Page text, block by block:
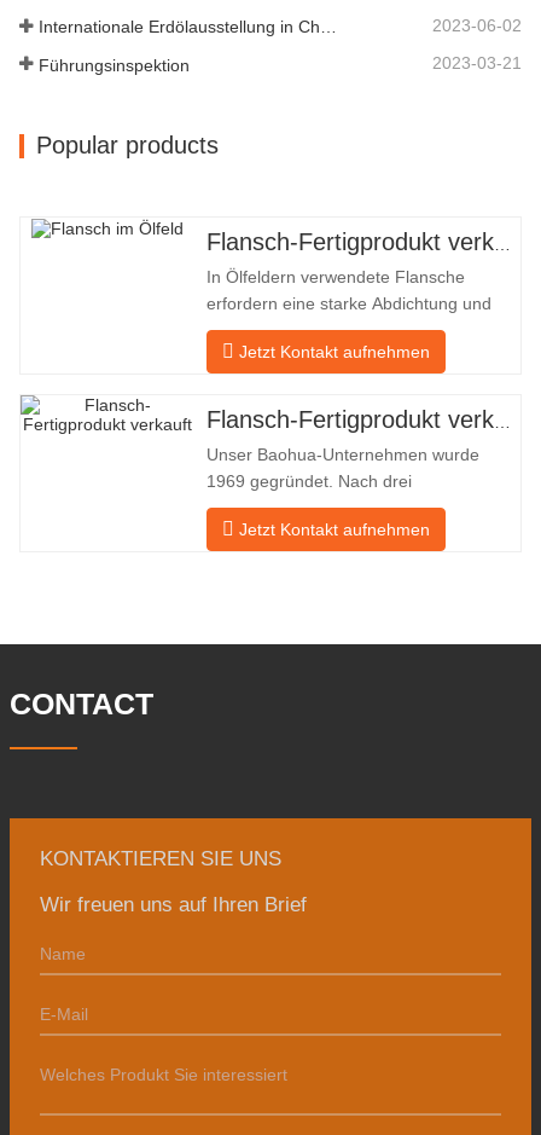
Internationale Erdölausstellung in China 2023-06-02
Führungsinspektion 2023-03-21
Popular products
In Ölfeldern verwendete Flansche
erfordern eine starke Abdichtung und
hohe Qualität. Unser Unternehmen in
Baohua verarbeitet seit vielen Jahren
indirekt ins Ausland – nach Deutschland
und Russland. Da die inländische
Industrie nicht ideal ist, möchten wir
Jetzt Kontakt aufnehmen
Unser Baohua-Unternehmen wurde
1969 gegründet. Nach drei
Generationen harter Arbeit umfasst es
nun eine Fläche von 50.000 ㎡ und
von Schmiedestücken beträgt 30.000
Jetzt Kontakt aufnehmen
CONTACT
KONTAKTIEREN SIE UNS
Wir freuen uns auf Ihren Brief